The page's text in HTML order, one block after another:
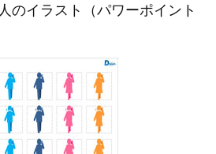
検索
のイラスト（パワーポイント